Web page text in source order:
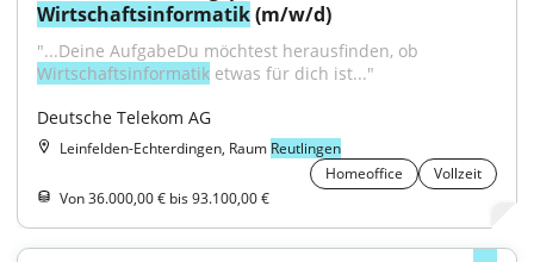
Wirtschaftsinformatik (m/w/d)
Wirtschaftsinformatik etwas für dich ist..."
Deutsche Telekom AG
Leinfelden-Echterdingen, Raum Reutlingen
Homeoffice
Vollzeit
Von 36.000,00 € bis 93.100,00 €